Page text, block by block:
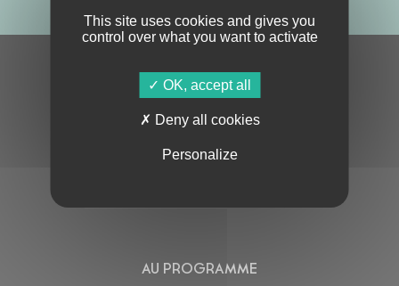
S'ABONNER À LA NEWSLETTER
AU PROGRAMME
This site uses cookies and gives you
control over what you want to activate
OK, accept all
Deny all cookies
Personalize